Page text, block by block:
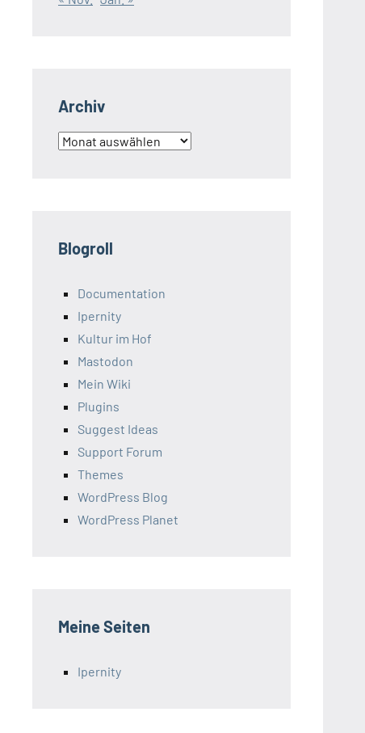
Archiv
Archiv
Blogroll
Documentation
Ipernity
Kultur im Hof
Mastodon
Mein Wiki
Plugins
Suggest Ideas
Support Forum
Themes
WordPress Blog
WordPress Planet
Meine Seiten
Ipernity